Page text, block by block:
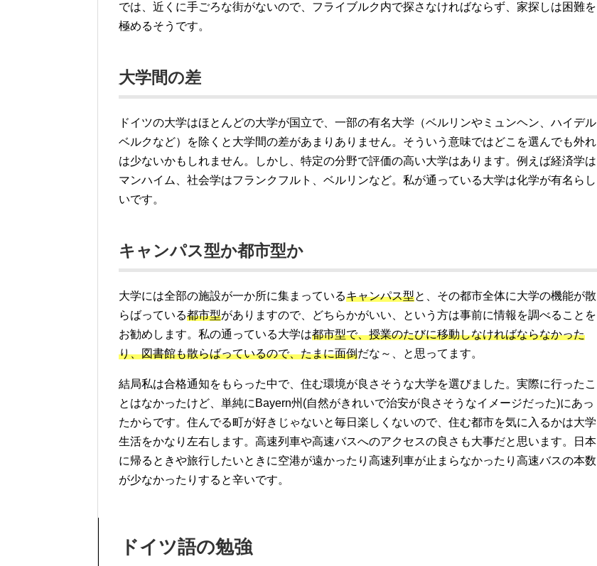
では、近くに手ごろな街がないので、フライブルク内で探さなければならず、家探しは困難を
極めるそうです。
大学間の差
ドイツの大学はほとんどの大学が国立で、一部の有名大学（ベルリンやミュンヘン、ハイデル
ベルクなど）を除くと大学間の差があまりありません。そういう意味ではどこを選んでも外れ
は少ないかもしれません。しかし、特定の分野で評価の高い大学はあります。例えば経済学は
マンハイム、社会学はフランクフルト、ベルリンなど。私が通っている大学は化学が有名らし
いです。
キャンパス型か都市型か
大学には全部の施設が一か所に集まっているキャンパス型と、その都市全体に大学の機能が散
らばっている都市型がありますので、どちらかがいい、という方は事前に情報を調べることを
お勧めします。私の通っている大学は都市型で、授業のたびに移動しなければならなかった
り、図書館も散らばっているので、たまに面倒だな～、と思ってます。
結局私は合格通知をもらった中で、住む環境が良さそうな大学を選びました。実際に行ったこ
とはなかったけど、単純にBayern州(自然がきれいで治安が良さそうなイメージだった)にあっ
たからです。住んでる町が好きじゃないと毎日楽しくないので、住む都市を気に入るかは大学
生活をかなり左右します。高速列車や高速バスへのアクセスの良さも大事だと思います。日本
に帰るときや旅行したいときに空港が遠かったり高速列車が止まらなかったり高速バスの本数
が少なかったりすると辛いです。
ドイツ語の勉強